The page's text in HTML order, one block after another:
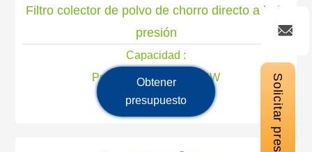
Filtro colector de polvo de chorro directo a baja
presión
Capacidad :
Potencia principal : 15KW
Obtener
presupuesto